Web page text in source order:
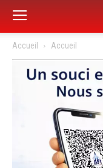
Accueil Accueil